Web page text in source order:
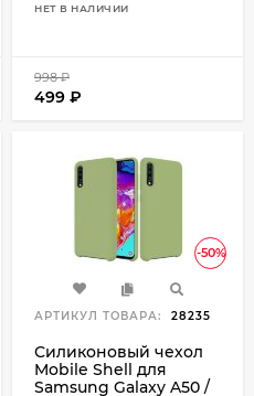
НЕТ В НАЛИЧИИ
998₽
499 ₽
-50%
АРТИКУЛ ТОВАРА: 28235
Силиконовый чехол
Mobile Shell для
Samsung Galaxy A50 /